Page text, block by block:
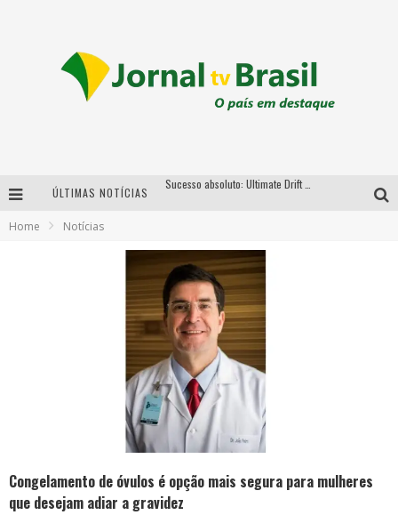
ÚLTIMAS NOTÍCIAS
Home Notícias
Congelamento de óvulos é opção mais segura para mulheres
que desejam adiar a gravidez